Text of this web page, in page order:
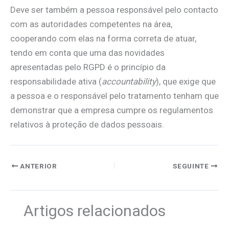
Deve ser também a pessoa responsável pelo contacto
com as autoridades competentes na área,
cooperando com elas na forma correta de atuar,
tendo em conta que uma das novidades
apresentadas pelo RGPD é o princípio da
responsabilidade ativa (accountability), que exige que
a pessoa e o responsável pelo tratamento tenham que
demonstrar que a empresa cumpre os regulamentos
relativos à proteção de dados pessoais.
ANTERIOR SEGUINTE
Artigos relacionados